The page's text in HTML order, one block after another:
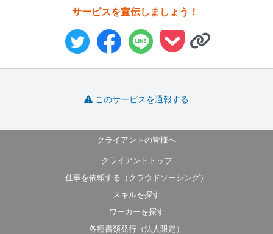
サービスを宣伝しましょう！
このサービスを通報する
クライアントの皆様へ
クライアントトップ
仕事を依頼する（クラウドソーシング）
スキルを探す
ワーカーを探す
各種書類発行（法人限定）